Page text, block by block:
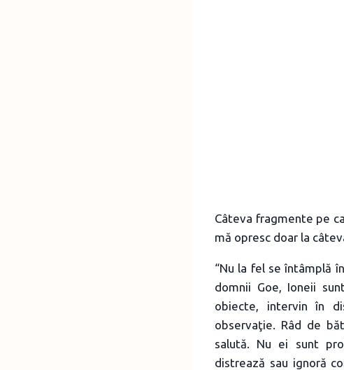
Câteva fragmente pe
mă opresc doar la
“Nu la fel se întâmplă
domnii Goe, Ioneii
obiecte, intervin în
observaţie. Râd de
salută. Nu ei sunt
distrează sau ignoră